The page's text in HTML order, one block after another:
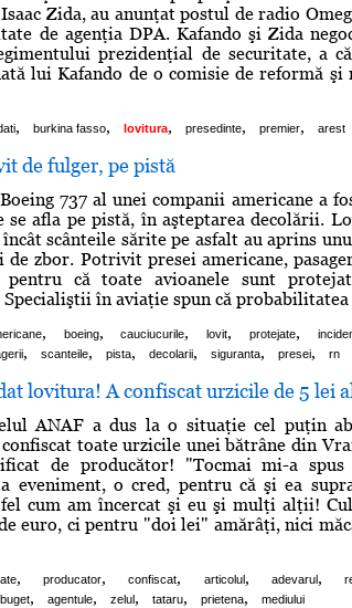
Zida, au anunţat postul de radio
de agenţia DPA. Kafando şi Zida
prezidenţial de securitate, a
lui Kafando de o comisie de reformă şi
, burkina fasso, lovitura, presedinte, premier, arest
de fulger, pe pistă
737 al unei companii americane a
se afla pe pistă, în aşteptarea decolării.
scânteile sărite pe asfalt au aprins
de zbor. Potrivit presei americane,
pentru că toate avioanele sunt
în aviaţie spun că probabilitatea
, boeing, cauciucurile, lovit, protejate,
, scanteile, pista, decolarii, siguranta, presei, rn
lovitura! A confiscat urzicile de 5 lei
ANAF a dus la o situaţie cel puţin
toate urzicile unei bătrâne din
de producător! "Tocmai mi-a
eveniment, o cred, pentru că şi ea
cum am încercat şi eu şi mulţi alţii!
euro, ci pentru "doi lei" amărâţi, nici
, producator, confiscat, articolul, adevarul,
buget, agentule, zelul, tataru, prietena, mediului